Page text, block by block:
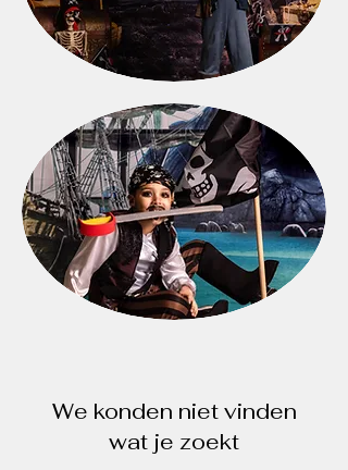
We konden niet vinden
wat je zoekt